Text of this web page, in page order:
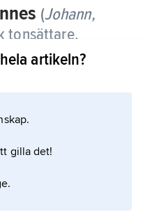
(Johann,
tonsättare,
främsta insats
av sångsamlingen
artikeln?
gilla det!